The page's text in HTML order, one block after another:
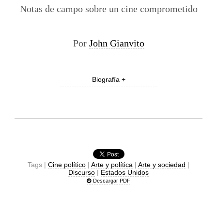
Notas de campo sobre un cine comprometido
Por John Gianvito
Biografía +
Tags | Cine político | Arte y política | Arte y sociedad |
Discurso | Estados Unidos
Descargar PDF